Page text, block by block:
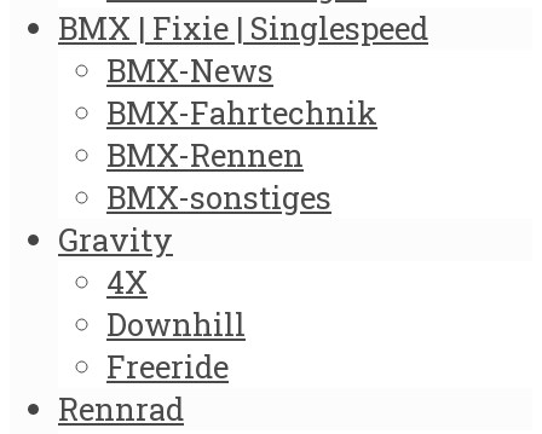
BMX | Fixie | Singlespeed
BMX-News
BMX-Fahrtechnik
BMX-Rennen
BMX-sonstiges
Gravity
4X
Downhill
Freeride
Rennrad